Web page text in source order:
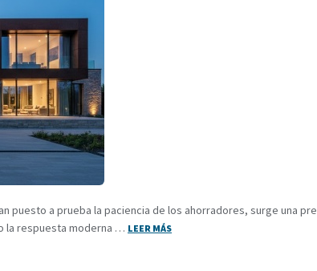
a prueba la paciencia de los ahorradores, surge una
la respuesta moderna … LEER MÁS